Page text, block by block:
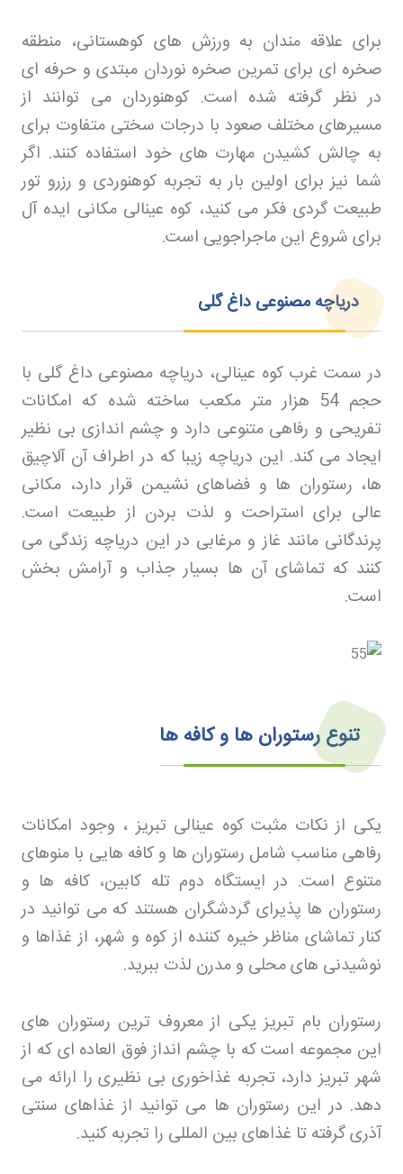
برای علاقه مندان به ورزش های کوهستانی، منطقه
صخره ای برای تمرین صخره نوردان مبتدی و حرفه ای
در نظر گرفته شده است. کوهنوردان می توانند از
مسیرهای مختلف صعود با درجات سختی متفاوت برای
به چالش کشیدن مهارت های خود استفاده کنند. اگر
شما نیز برای اولین بار به تجربه کوهنوردی و رزرو تور
طبیعت گردی فکر می کنید، کوه عینالی مکانی ایده آل
برای شروع این ماجراجویی است.
دریاچه مصنوعی داغ گلی
در سمت غرب کوه عینالی، دریاچه مصنوعی داغ گلی با
حجم 54 هزار متر مکعب ساخته شده که امکانات
تفریحی و رفاهی متنوعی دارد و چشم اندازی بی نظیر
ایجاد می کند. این دریاچه زیبا که در اطراف آن آلاچیق
ها، رستوران ها و فضاهای نشیمن قرار دارد، مکانی
عالی برای استراحت و لذت بردن از طبیعت است.
پرندگانی مانند غاز و مرغابی در این دریاچه زندگی می
کنند که تماشای آن ها بسیار جذاب و آرامش بخش
است.
تنوع رستوران ها و کافه ها
یکی از نکات مثبت کوه عینالی تبریز ، وجود امکانات
رفاهی مناسب شامل رستوران ها و کافه هایی با منوهای
متنوع است. در ایستگاه دوم تله کابین، کافه ها و
رستوران ها پذیرای گردشگران هستند که می توانید در
کنار تماشای مناظر خیره کننده از کوه و شهر، از غذاها و
نوشیدنی های محلی و مدرن لذت ببرید.
رستوران بام تبریز یکی از معروف ترین رستوران های
این مجموعه است که با چشم انداز فوق العاده ای که از
شهر تبریز دارد، تجربه غذاخوری بی نظیری را ارائه می
دهد. در این رستوران ها می توانید از غذاهای سنتی
آذری گرفته تا غذاهای بین المللی را تجربه کنید.